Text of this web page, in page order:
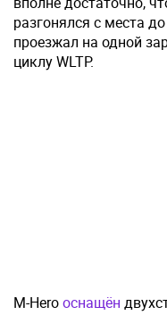
разгонялся с места
проезжал на одной
циклу WLTP.
M-Heroоснащён